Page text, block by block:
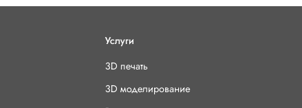
Услуги
3D печать
3D моделирование